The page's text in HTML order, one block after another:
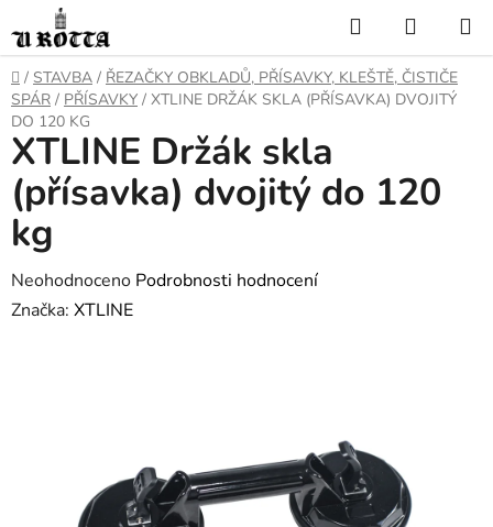
na
obsah
Hledat
KOŠÍK
DOMŮ
/ STAVBA / ŘEZAČKY OBKLADŮ, PŘÍSAVKY, KLEŠTĚ, ČISTIČE
SPÁR / PŘÍSAVKY / XTLINE DRŽÁK SKLA (PŘÍSAVKA) DVOJITÝ
DO 120 KG
XTLINE Držák skla
(přísavka) dvojitý do 120
kg
Průměrné
hodnocení
Neohodnoceno Podrobnosti hodnocení
Značka: XTLINE